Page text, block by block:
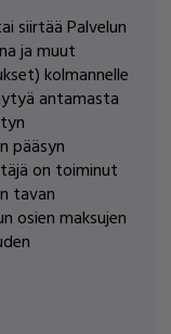
siirtää Palvelun
ja muut
kolmannelle
antamasta
pääsyn
on toiminut
tavan
osien maksujen